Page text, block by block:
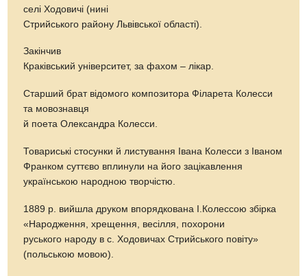
селі Ходовичі (нині
Стрийського району Львівської області).
Закінчив
Краківський університет, за фахом – лікар.
Старший брат відомого композитора Філарета Колесси
та мовознавця
й поета Олександра Колесси.
Товариські стосунки й листування Івана Колесси з Іваном
Франком суттєво вплинули на його зацікавлення
українською народною творчістю.
1889 р. вийшла друком впорядкована І.Колессою збірка
«Народження, хрещення, весілля, похорони
руського народу в с. Ходовичах Стрийського повіту»
(польською мовою).